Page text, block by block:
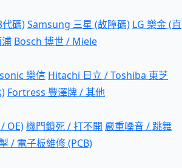
碼)Samsung 三星 (故障碼) LG 樂金 (直
Bosch 博世 / Miele
樂信 Hitachi 日立 / Toshiba 東芝
Fortress 豐澤牌 / 其他
OE)機門鎖死 / 打不開 嚴重噪音 / 跳舞
/ 電子板維修 (PCB)